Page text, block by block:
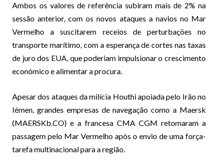
Ambos os valores de referência subiram mais de 2% na
sessão anterior, com os novos ataques a navios no Mar
Vermelho a suscitarem receios de perturbações no
transporte marítimo, com a esperança de cortes nas taxas
de juro dos EUA, que poderiam impulsionar o crescimento
económico e alimentar a procura.
Apesar dos ataques da milícia Houthi apoiada pelo Irão no
Iémen, grandes empresas de navegação como a Maersk
(MAERSKb.CO) e a francesa CMA CGM retomaram a
passagem pelo Mar Vermelho após o envio de uma força-
tarefa multinacional para a região.